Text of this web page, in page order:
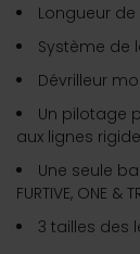
Longueur
Système de
Dévrilleur
Un pilotage
aux lignes
Une seule
FURTIVE, ONE &
3 tailles des